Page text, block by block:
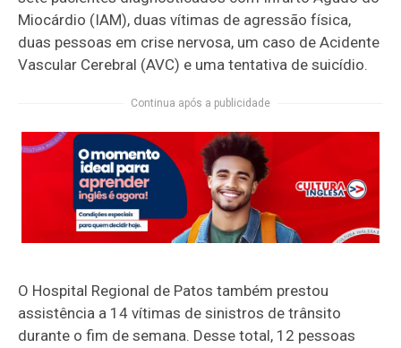
Miocárdio (IAM), duas vítimas de agressão física,
duas pessoas em crise nervosa, um caso de Acidente
Vascular Cerebral (AVC) e uma tentativa de suicídio.
Continua após a publicidade
O Hospital Regional de Patos também prestou
assistência a 14 vítimas de sinistros de trânsito
durante o fim de semana. Desse total, 12 pessoas